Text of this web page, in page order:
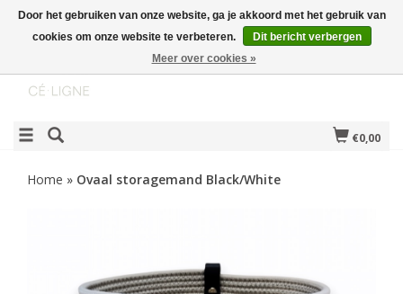
€0,00
Home » Ovaal storagemand Black/White
Door het gebruiken van onze website, ga je akkoord met het gebruik van
cookies om onze website te verbeteren.
Dit bericht verbergen
Meer over cookies »